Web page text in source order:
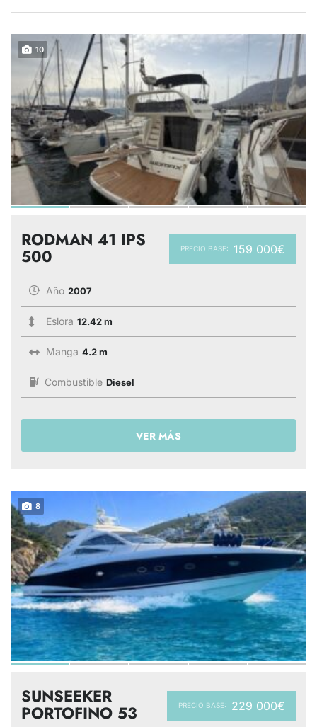
10
PRECIO BASE: 159 000€
RODMAN 41 IPS
500
Año 2007
Eslora 12.42 m
Manga 4.2 m
Combustible Diesel
VER MÁS
8
PRECIO BASE: 229 000€
SUNSEEKER
PORTOFINO 53